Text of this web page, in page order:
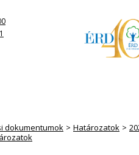
dokumentumok Határozatok